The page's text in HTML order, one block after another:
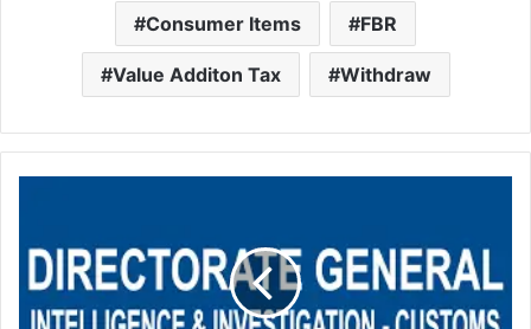
Consumer Items FBR
Value Additon Tax Withdraw